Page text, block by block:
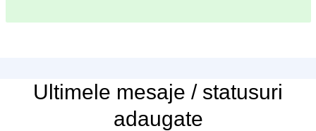
Ultimele mesaje / statusuri
adaugate